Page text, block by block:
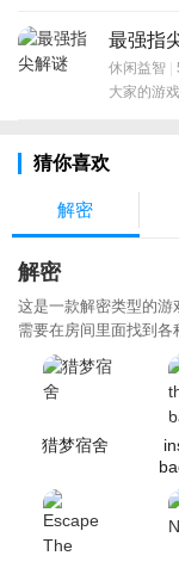
最强指
休闲益智 |
大家的游
猜你喜欢
解密
解密
这是一款解密类型的游
需要在房间里面找到
猎梦宿舍